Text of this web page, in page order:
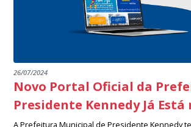
26/07/2024
Novo Portal Oficial da
Presidente Kennedy Já Está
A Prefeitura Municipal de Presidente Kennedy